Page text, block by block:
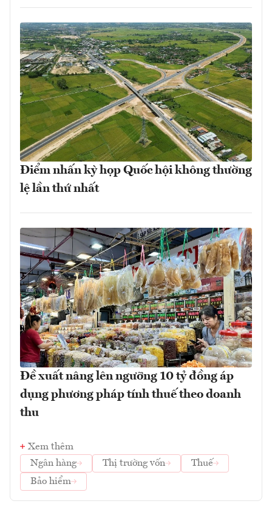
Điểm nhấn kỳ họp Quốc hội không thường
lệ lần thứ nhất
Đề xuất nâng lên ngưỡng 10 tỷ đồng áp
dụng phương pháp tính thuế theo doanh
thu
Xem thêm
Ngân hàng
Thị trường vốn
Thuế
Bảo hiểm